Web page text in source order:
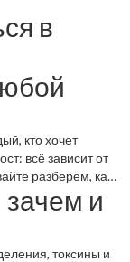
в
кто хочет
всё зависит от
разберём, как
кожу и
и
токсины и